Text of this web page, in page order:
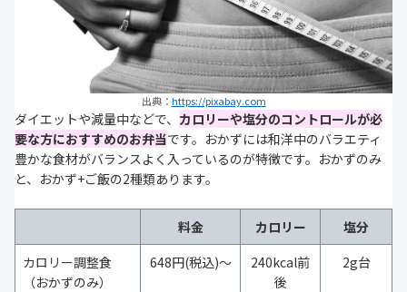
出典： https://pixabay.com
ダイエットや減量中などで、 カロリーや塩分のコントロールが必
要な方におすすめのお弁当です。おかずには和洋中のバラエティ
豊かな食材がバランスよく入っているのが特徴です。おかずのみ
と、おかず+ご飯の2種類あります。
料金 カロリー
塩分
カロリー調整食
（おかずのみ）
648円(税込)～
240kcal前
後
2g台